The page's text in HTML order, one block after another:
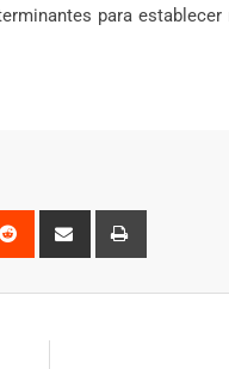
para establecer
Reddit
Share